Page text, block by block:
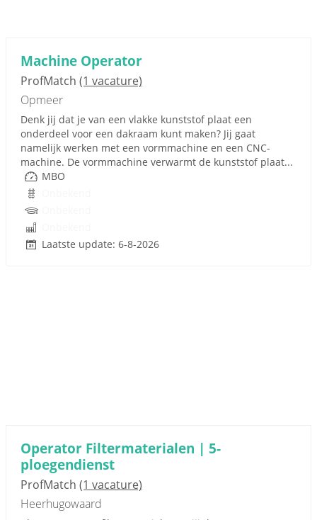
Machine Operator
ProfMatch (1 vacature)
Opmeer
Denk jij dat je van een vlakke kunststof plaat een
onderdeel voor een dakraam kunt maken? Jij gaat
namelijk werken met een vormmachine en een CNC-
machine. De vormmachine verwarmt de kunststof plaat...
MBO
Laatste update: 6-8-2026
Operator Filtermaterialen | 5-
ploegendienst
ProfMatch (1 vacature)
Heerhugowaard